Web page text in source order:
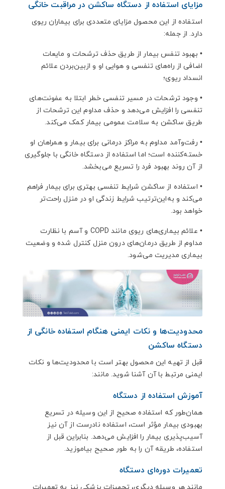
مزایای استفاده از دستگاه ساکشن در مراقبت خانگی
استفاده از این محصول مزایای متعددی برای بیماران ریوی
دارد. از جمله:
• بهبود تنفس بیمار از طریق حذف ترشحات و مایعات
اضافی از راه‌های تنفسی و هوایی او و ازبین‌بردن علائم
انسداد ریوی؛
• وجود ترشحات در مسیر تنفسی خطر ابتلا به عفونت‌های
تنفسی را افزایش می‌دهد و حذف مداوم این ترشحات از
طریق ساکشن به سلامت عمومی بیمار کمک می‌کند.
• رفت‌وآمد مداوم به مراکز درمانی برای بیمار و همراهان او
خسته‌کننده است؛ اما استفاده از دستگاه خانگی با جلوگیری
از آن روند بهبود فرد را تسریع می‌بخشد.
• استفاده از ساکشن شرایط تنفسی بهتری برای بیمار فراهم
می‌کند و به‌این‌ترتیب شرایط زندگی او در منزل راحت‌تر
خواهد بود.
•
علائم بیماری‌های ریوی مانند COPD و آسم با نظارت
مداوم از طریق درمان‌های درون منزل کنترل شده و وضعیت
بیماری مدیریت می‌شود.
محدودیت‌ها و نکات ایمنی هنگام استفاده خانگی از
دستگاه ساکشن
قبل از تهیه این محصول بهتر است با محدودیت‌ها و نکات
ایمنی مرتبط با آن آشنا شوید. مانند:
آموزش استفاده از دستگاه
همان‌طور که استفاده صحیح از این وسیله در تسریع
بهبودی بیمار مؤثر است، استفاده نادرست از آن نیز
آسیب‌پذیری بیمار را افزایش می‌‌دهد. بنابراین قبل از
استفاده، طریقه آن را به طور صحیح بیاموزید.
تعمیرات دوره‌ای دستگاه